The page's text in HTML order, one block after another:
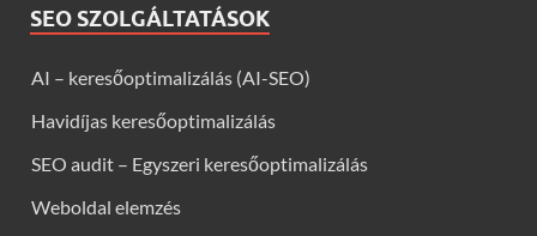
SEO SZOLGÁLTATÁSOK
AI – keresőoptimalizálás (AI-SEO)
Havidíjas keresőoptimalizálás
SEO audit – Egyszeri keresőoptimalizálás
Weboldal elemzés